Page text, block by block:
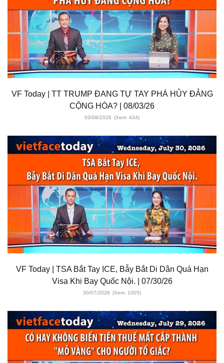
VF Today | TT TRUMP ĐANG TỰ TAY PHÁ HỦY ĐẢNG
CỘNG HÒA? | 08/03/26
03/08/2026 (Xem: 434)
VF Today | TSA Bắt Tay ICE, Bẫy Bắt Di Dân Quá Hạn
Visa Khi Bay Quốc Nội. | 07/30/26
30/07/2026 (Xem: 1005)